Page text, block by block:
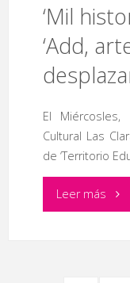
‘Mil
‘Add,
El
Cultural Las
de ‘Territorio
Leer más"‘Mil